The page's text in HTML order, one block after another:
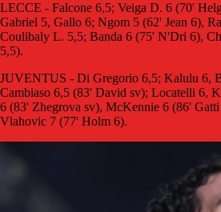
LECCE - Falcone 6,5; Veiga D. 6 (70'
Gabriel 5, Gallo 6; Ngom 5 (62' Jean 6),
Coulibaly L. 5,5; Banda 6 (75' N'Dri 6),
5,5).
JUVENTUS - Di Gregorio 6,5; Kalulu 6,
Cambiaso 6,5 (83' David sv); Locatelli 6,
6 (83' Zhegrova sv), McKennie 6 (86'
Vlahovic 7 (77' Holm 6).